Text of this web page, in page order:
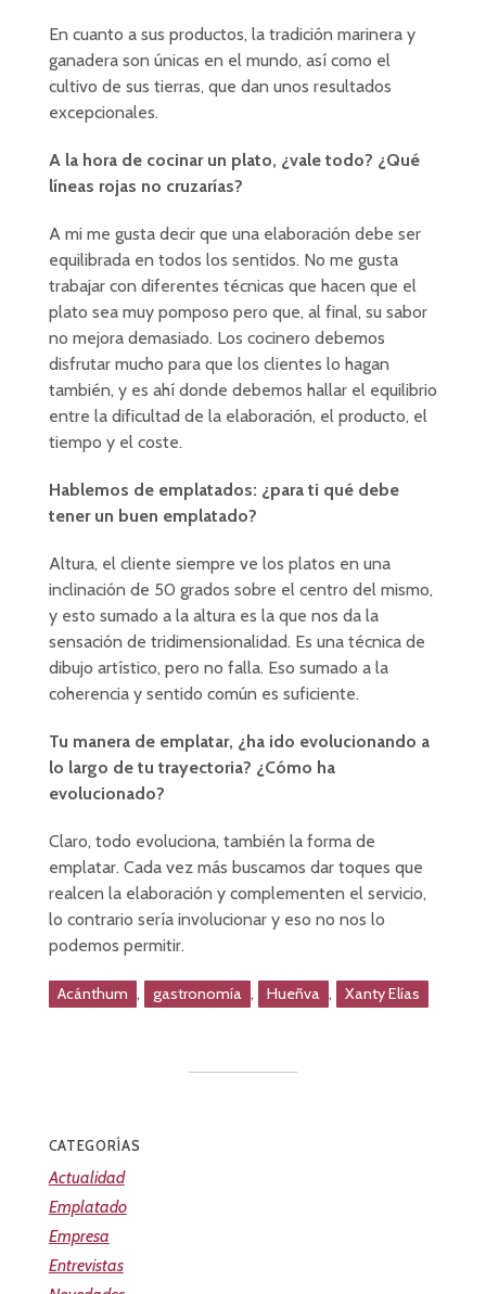
En cuanto a sus productos, la tradición marinera y
ganadera son únicas en el mundo, así como el
cultivo de sus tierras, que dan unos resultados
excepcionales.
A la hora de cocinar un plato, ¿vale todo? ¿Qué
líneas rojas no cruzarías?
A mi me gusta decir que una elaboración debe ser
equilibrada en todos los sentidos. No me gusta
trabajar con diferentes técnicas que hacen que el
plato sea muy pomposo pero que, al final, su sabor
no mejora demasiado. Los cocinero debemos
disfrutar mucho para que los clientes lo hagan
también, y es ahí donde debemos hallar el equilibrio
entre la dificultad de la elaboración, el producto, el
tiempo y el coste.
Hablemos de emplatados: ¿para ti qué debe
tener un buen emplatado?
Altura, el cliente siempre ve los platos en una
inclinación de 50 grados sobre el centro del mismo,
y esto sumado a la altura es la que nos da la
sensación de tridimensionalidad. Es una técnica de
dibujo artístico, pero no falla. Eso sumado a la
coherencia y sentido común es suficiente.
Tu manera de emplatar, ¿ha ido evolucionando a
lo largo de tu trayectoria? ¿Cómo ha
evolucionado?
Claro, todo evoluciona, también la forma de
emplatar. Cada vez más buscamos dar toques que
realcen la elaboración y complementen el servicio,
lo contrario sería involucionar y eso no nos lo
podemos permitir.
Acánthum , gastronomía , Hueñva , Xanty Elías
CATEGORÍAS
Actualidad
Emplatado
Empresa
Entrevistas